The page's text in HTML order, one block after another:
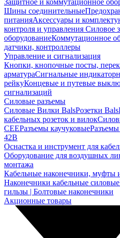
Защитное и коммутационное
Шины соединительные
питанияАксессуары и
контроля и управления Силовое
оборудованиеКоммутационное
датчики, контроллеры
Управление и сигнализация
Кнопки, кнопочные посты,
арматураСигнальные
рейкуКонцевые и путевые
сигнализаций
Силовые разъемы
Силовые Вилки BalsРозетки Bals
кабельных розеток и вилок
CEEРазъемы каучуковыеРазъемы
42В
Оснастка и инструмент для
Оборудование для воздушных
монтажа
Кабельные наконечники, муфты
Наконечники кабельные силовые
гильзы | Болтовые наконечники
Акционные товары